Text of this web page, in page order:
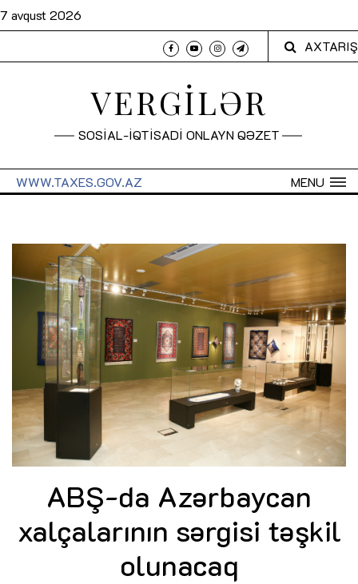
7 avqust 2026
AXTARIŞ
VERGİLƏR
SOSİAL-İQTİSADİ ONLAYN QƏZET
MENU
WWW.TAXES.GOV.AZ
ABŞ-da Azərbaycan
xalçalarının sərgisi təşkil
olunacaq